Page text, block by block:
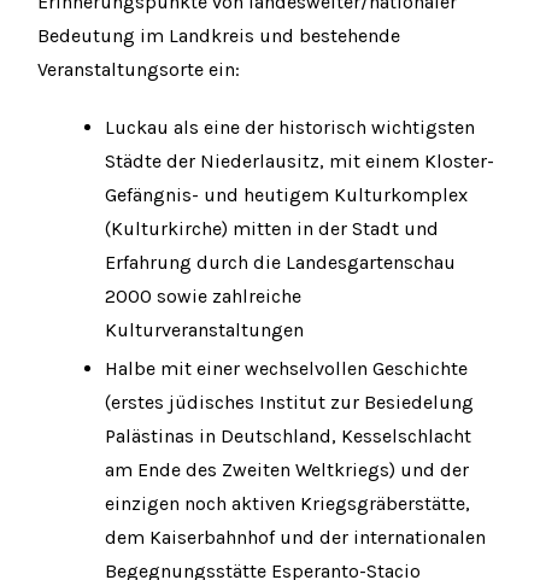
Bedeutung im Landkreis und bestehende
Veranstaltungsorte ein:
Luckau als eine der historisch wichtigsten
Städte der Niederlausitz, mit einem Kloster-
Gefängnis- und heutigem Kulturkomplex
(Kulturkirche) mitten in der Stadt und
Erfahrung durch die Landesgartenschau
2000 sowie zahlreiche
Kulturveranstaltungen
Halbe mit einer wechselvollen Geschichte
(erstes jüdisches Institut zur Besiedelung
Palästinas in Deutschland, Kesselschlacht
am Ende des Zweiten Weltkriegs) und der
einzigen noch aktiven Kriegsgräberstätte,
dem Kaiserbahnhof und der internationalen
Begegnungsstätte Esperanto-Stacio